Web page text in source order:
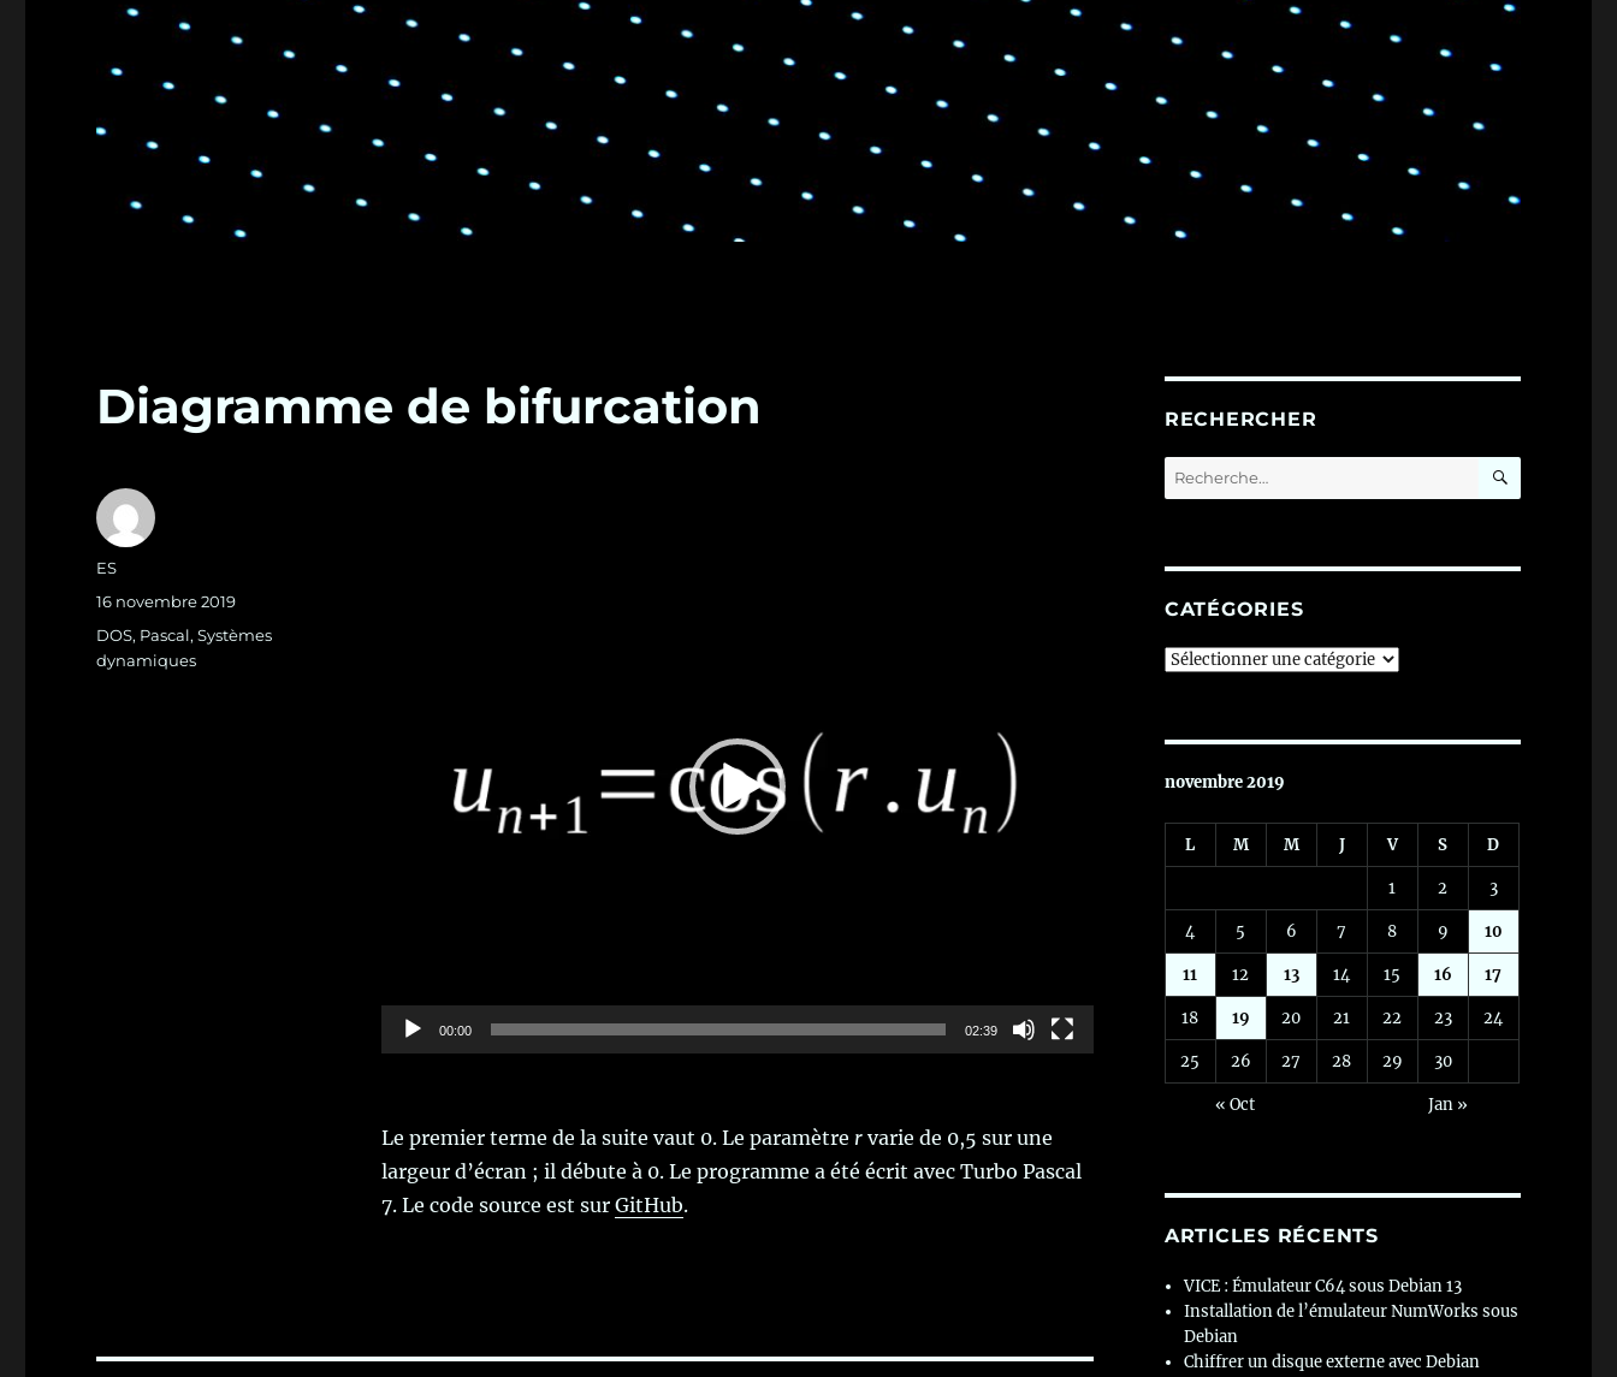
Diagramme de bifurcation
00:00 02:39
Le premier terme de la suite vaut 0. Le paramètre rvarie de 0,5 sur une
largeur d’écran ; il débute à 0. Le programme a été écrit avec Turbo Pascal
7. Le code source est sur GitHub.
Auteur
ES
Publié
le
16 novembre 2019
Catégories
DOS, Pascal,Systèmes
dynamiques
RECHERCHER
Recherche
pour :
CATÉGORIES
Catégories
novembre 2019
L M M J V S D
1 2 3
4 5 6 7 8 9 10
11 12 13 14 15 16 17
18 19 20 21 22 23 24
25 26 27 28 29 30
« Oct Jan »
ARTICLES RÉCENTS
VICE : Émulateur C64 sous Debian 13
Installation de l’émulateur NumWorks sous
Debian
Chiffrer un disque externe avec Debian